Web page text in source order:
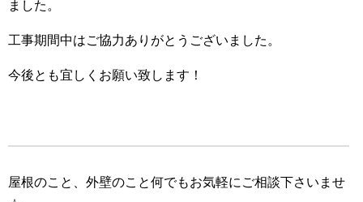
ました。
工事期間中はご協力ありがとうございました。
今後とも宜しくお願い致します！
屋根のこと、外壁のこと何でもお気軽にご相談下さいませ